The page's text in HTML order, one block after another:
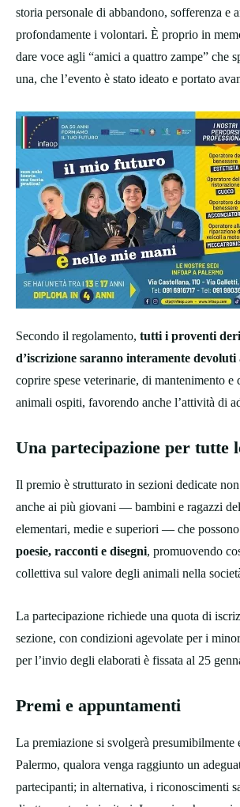
storia personale di abbandono, sofferenza e
profondamente i volontari. È proprio in
dare voce agli “amici a quattro zampe” che
una, che l’evento è stato ideato e portato
Secondo il regolamento, tutti i proventi
d’iscrizione saranno interamente
coprire spese veterinarie, di mantenimento e
animali ospiti, favorendo anche l’attività di
Una partecipazione per tutte
Il premio è strutturato in sezioni dedicate
anche ai più giovani — bambini e ragazzi
elementari, medie e superiori — che
poesie, racconti e disegni, promuovendo
collettiva sul valore degli animali nella
La partecipazione richiede una quota di
sezione, con condizioni agevolate per i
per l’invio degli elaborati è fissata al 25
Premi e appuntamenti
La premiazione si svolgerà presumibilmente
Palermo, qualora venga raggiunto un
partecipanti; in alternativa, i riconoscimenti